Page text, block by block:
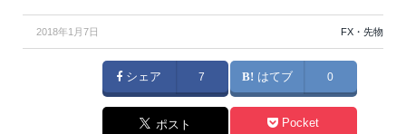
2018年1月7日 FX・先物
シェア 7 はてブ 0
ポスト Pocket